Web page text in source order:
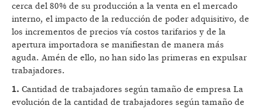
cerca del 80% de su producción a la venta en el mercado
interno, el impacto de la reducción de poder adquisitivo, de
los incrementos de precios vía costos tarifarios y de la
apertura importadora se manifiestan de manera más
aguda. Amén de ello, no han sido las primeras en expulsar
trabajadores.
1. Cantidad de trabajadores según tamaño de empresa La
evolución de la cantidad de trabajadores según tamaño de